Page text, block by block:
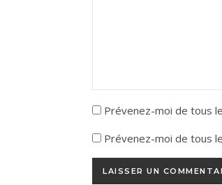
Prévenez-moi de tous
Prévenez-moi de tous